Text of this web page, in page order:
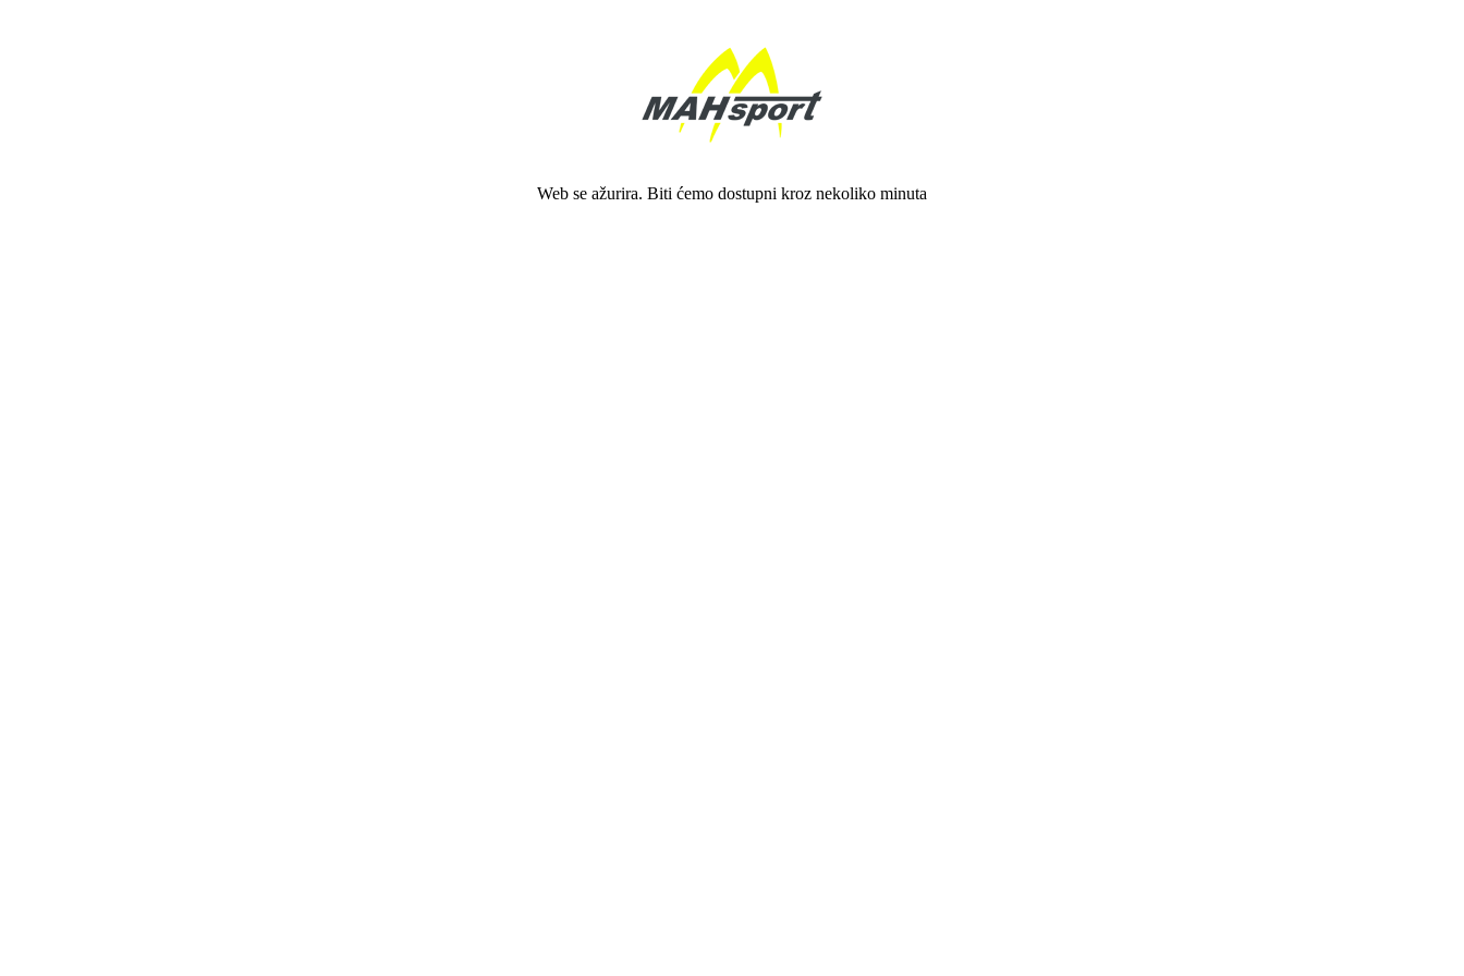
Web se ažurira. Biti ćemo dostupni kroz nekoliko minuta